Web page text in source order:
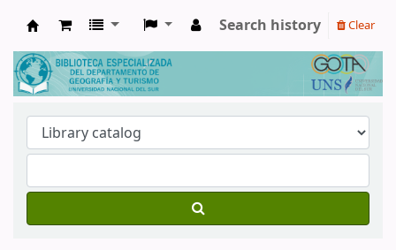
Biblioteca de Geografía y Turismo
Search history Clear